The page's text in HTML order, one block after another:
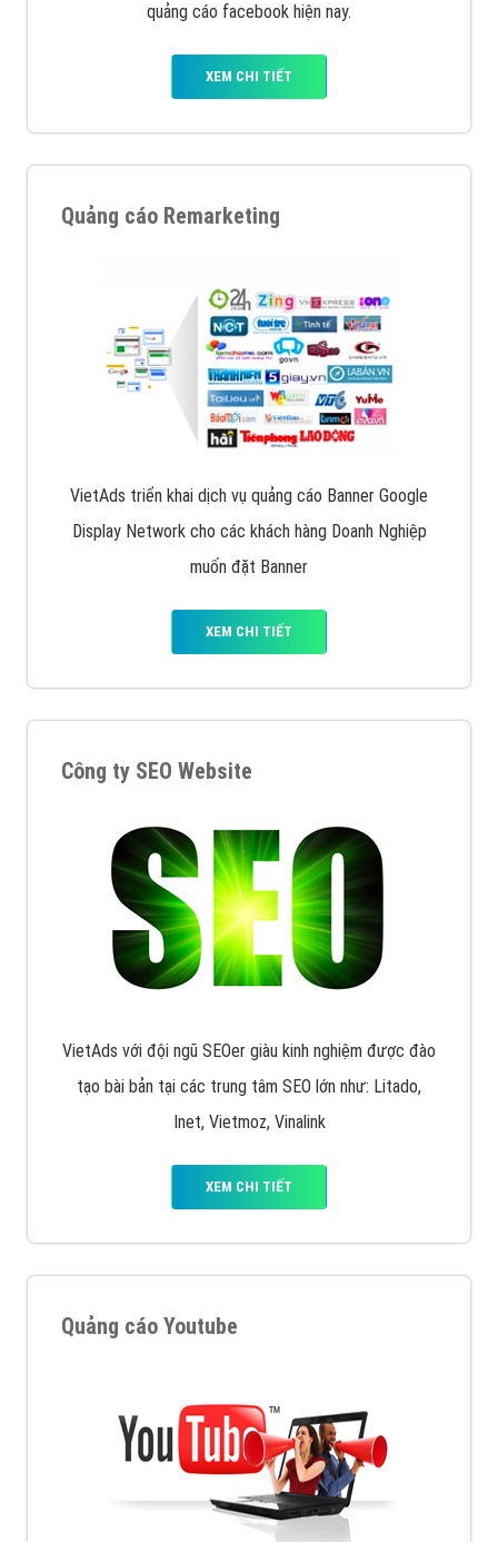
quảng cáo facebook hiện nay.
XEM CHI TIẾT
Quảng cáo Remarketing
VietAds triển khai dịch vụ quảng cáo Banner Google
Display Network cho các khách hàng Doanh Nghiệp
muốn đặt Banner
XEM CHI TIẾT
Công ty SEO Website
VietAds với đội ngũ SEOer giàu kinh nghiệm được đào
tạo bài bản tại các trung tâm SEO lớn như: Litado,
Inet, Vietmoz, Vinalink
XEM CHI TIẾT
Quảng cáo Youtube